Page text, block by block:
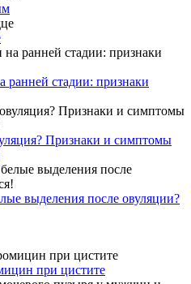
ранней стадии: признаки
Признаки и симптомы
выделения после овуляции?
при цистите